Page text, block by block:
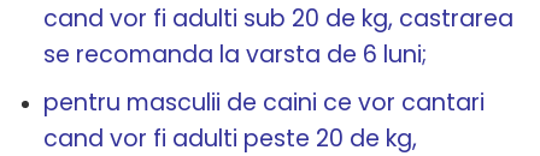
cand vor fi adulti sub 20 de kg, castrarea
se recomanda la varsta de 6 luni;
pentru masculii de caini ce vor cantari
cand vor fi adulti peste 20 de kg,